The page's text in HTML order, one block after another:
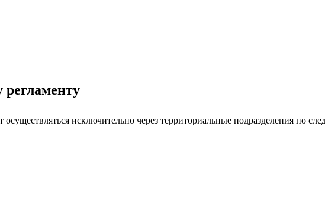
регламенту
осуществляться исключительно через территориальные подразделения по